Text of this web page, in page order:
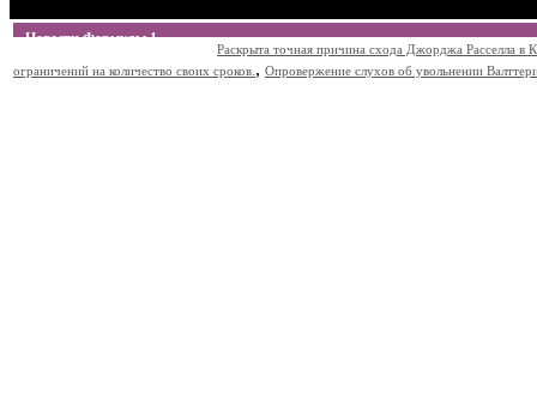
Новости Формулы 1
Раскрыта точная причина схода Джорджа Расселла в
ограничений на количество своих сроков. , Опровержение слухов об увольнении